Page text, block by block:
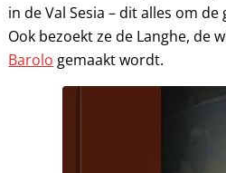
in de Val Sesia – dit alles om
Ook bezoekt ze de Langhe, de
Barolo gemaakt wordt.